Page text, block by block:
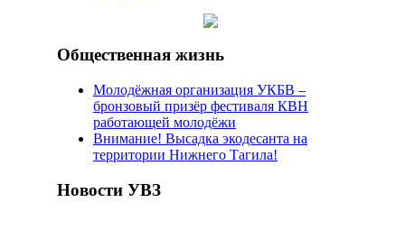
Общественная жизнь
Молодёжная организация УКБВ –
бронзовый призёр фестиваля КВН
работающей молодёжи
Внимание! Высадка экодесанта на
территории Нижнего Тагила!
Новости УВЗ